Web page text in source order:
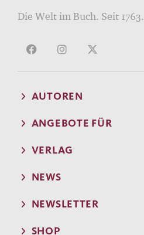
Die Welt im Buch. Seit 1763.
AUTOREN
ANGEBOTE FÜR
VERLAG
NEWS
NEWSLETTER
SHOP